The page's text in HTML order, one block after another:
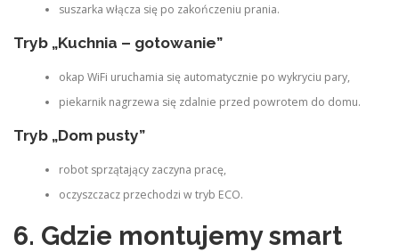
suszarka włącza się po zakończeniu prania.
Tryb „Kuchnia – gotowanie”
okap WiFi uruchamia się automatycznie po wykryciu pary,
piekarnik nagrzewa się zdalnie przed powrotem do domu.
Tryb „Dom pusty”
robot sprzątający zaczyna pracę,
oczyszczacz przechodzi w tryb ECO.
6. Gdzie montujemy smart